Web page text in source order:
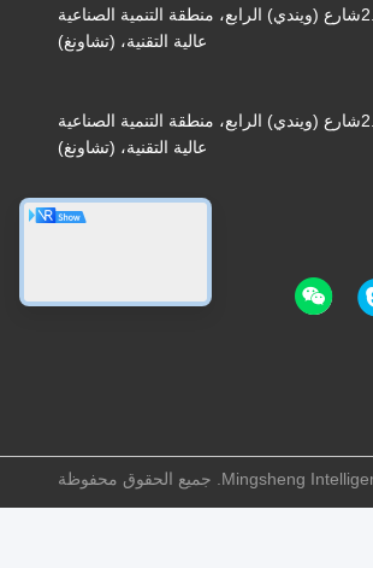
واحد من لا.2شارع (ويندي) الرابع، منطقة التنمية الصناعية
عالية التقنية، (تشاونغ)
واحد من لا.2شارع (ويندي) الرابع، منطقة التنمية الصناعية
عالية التقنية، (تشاونغ)
86-199-27585044